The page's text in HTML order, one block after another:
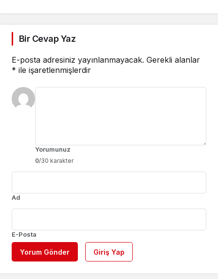
Bir Cevap Yaz
E-posta adresiniz yayınlanmayacak. Gerekli alanlar
* ile işaretlenmişlerdir
Yorumunuz
0/30 karakter
Ad
E-Posta
Yorum Gönder Giriş Yap